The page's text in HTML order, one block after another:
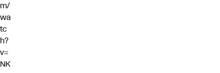
m/
wa
tc
h?
v=
NK